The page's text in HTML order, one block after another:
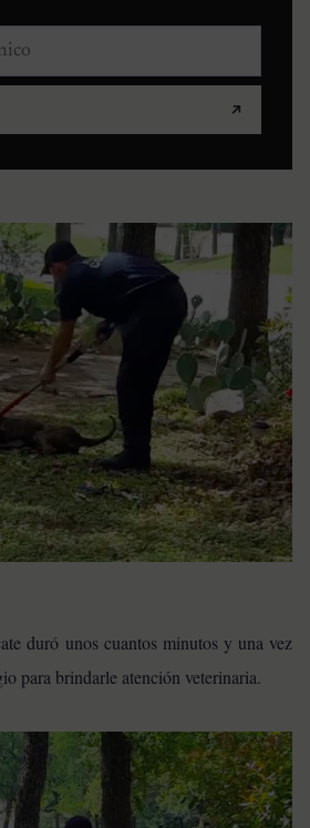
↗
duró unos cuantos minutos y una vez
para brindarle atención veterinaria.